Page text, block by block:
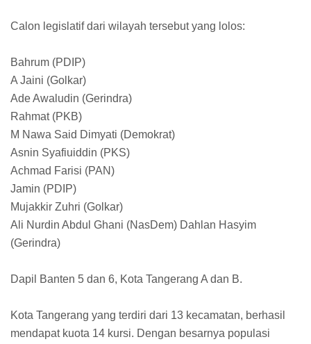
Calon legislatif dari wilayah tersebut yang lolos:
Bahrum (PDIP)
A Jaini (Golkar)
Ade Awaludin (Gerindra)
Rahmat (PKB)
M Nawa Said Dimyati (Demokrat)
Asnin Syafiuiddin (PKS)
Achmad Farisi (PAN)
Jamin (PDIP)
Mujakkir Zuhri (Golkar)
Ali Nurdin Abdul Ghani (NasDem) Dahlan Hasyim
(Gerindra)
Dapil Banten 5 dan 6, Kota Tangerang A dan B.
Kota Tangerang yang terdiri dari 13 kecamatan, berhasil
mendapat kuota 14 kursi. Dengan besarnya populasi